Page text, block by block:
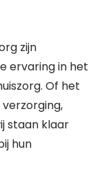
zijn
ervaring in het
Of het
staan klaar
hun